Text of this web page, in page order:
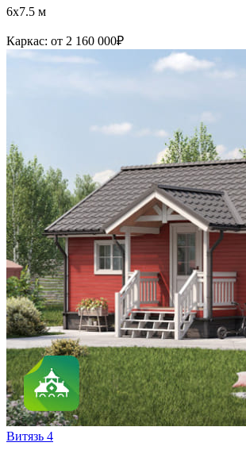
6x7.5 м
Каркас: от 2 160 000₽
Витязь 4